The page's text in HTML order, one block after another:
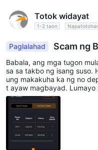
Totok widayat
1-2 taon
Paglalahad Scam ng
Babala, ang mga tugon
sa sa takbo ng isang suso.
ung makakuha ka ng no
t ayaw magbayad. Lumayo